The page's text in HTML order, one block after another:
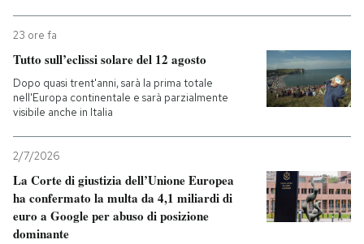
23 ore fa
Tutto sull’eclissi solare del 12 agosto
Dopo quasi trent'anni, sarà la prima totale
nell'Europa continentale e sarà parzialmente
visibile anche in Italia
2/7/2026
La Corte di giustizia dell’Unione Europea
ha confermato la multa da 4,1 miliardi di
euro a Google per abuso di posizione
dominante